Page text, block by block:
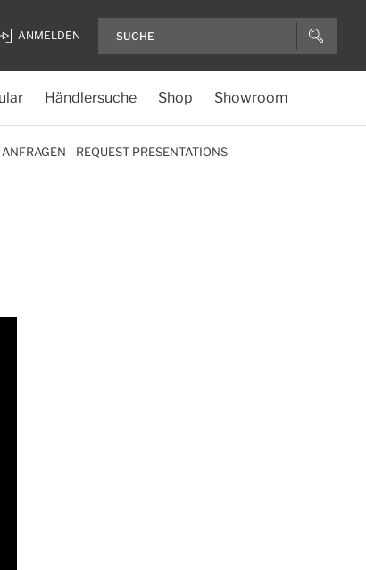
ANMELDEN
Händlersuche Shop Showroom
- REQUEST PRESENTATIONS